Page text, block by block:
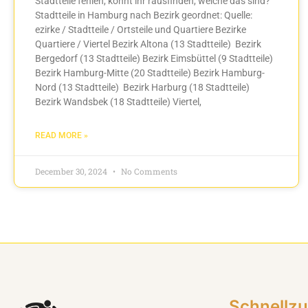
Stadtteile in Hamburg nach Bezirk geordnet: Quelle:
ezirke / Stadtteile / Ortsteile und Quartiere Bezirke
Quartiere / Viertel Bezirk Altona (13 Stadtteile) Bezirk
Bergedorf (13 Stadtteile) Bezirk Eimsbüttel (9 Stadtteile)
Bezirk Hamburg-Mitte (20 Stadtteile) Bezirk Hamburg-
Nord (13 Stadtteile) Bezirk Harburg (18 Stadtteile)
Bezirk Wandsbek (18 Stadtteile) Viertel,
READ MORE »
December 30, 2024 No Comments